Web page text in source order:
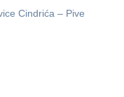
Cindrića – Pive